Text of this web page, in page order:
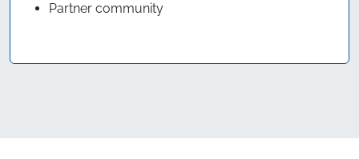
Partner community